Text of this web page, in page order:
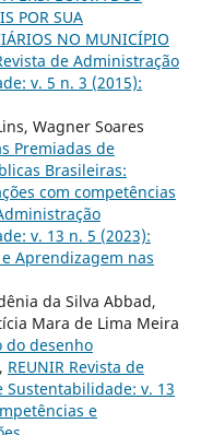
POR SUA
NO MUNICÍPIO
de Administração
v. 5 n. 3 (2015):
Wagner Soares
Premiadas de
Brasileiras:
com competências
v. 13 n. 5 (2023):
Aprendizagem nas
da Silva Abbad,
Mara de Lima Meira
do desenho
, REUNIR Revista de
v. 13
e